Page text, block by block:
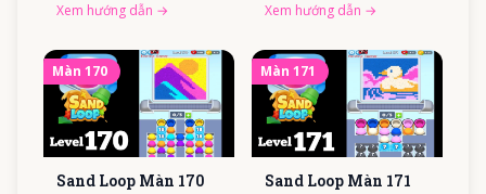
Xem hướng dẫn → Xem hướng dẫn →
Màn 170
Sand Loop Màn 170
Màn 171
Sand Loop Màn 171